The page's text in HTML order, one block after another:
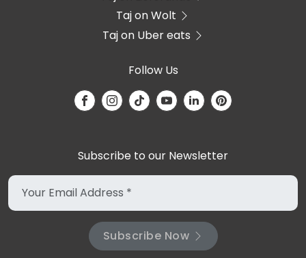
Taj on Wolt
Taj on Uber eats
Follow Us
Subscribe to our Newsletter
Subscribe Now